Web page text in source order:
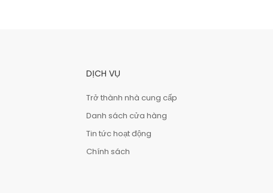
DỊCH VỤ
Trở thành nhà cung cấp
Danh sách cửa hàng
Tin tức hoạt động
Chính sách